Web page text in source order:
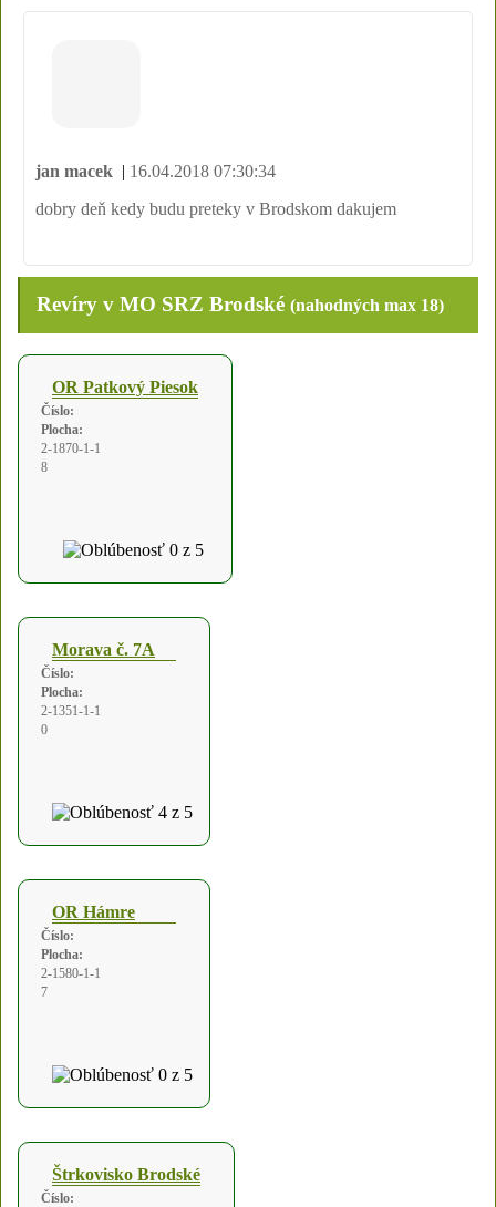
jan macek | 16.04.2018 07:30:34
dobry deň kedy budu preteky v Brodskom dakujem
Revíry v MO SRZ Brodské (nahodných max 18)
OR Patkový Piesok
Číslo:
Plocha:
2-1870-1-1
8
Morava č. 7A
Číslo:
Plocha:
2-1351-1-1
0
OR Hámre
Číslo:
Plocha:
2-1580-1-1
7
Štrkovisko Brodské
Číslo: